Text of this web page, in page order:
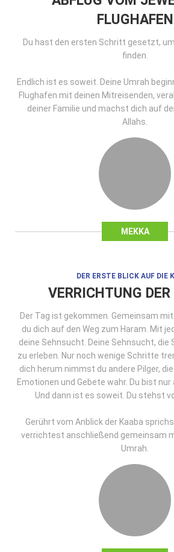
MEKKA
FLUGHAFEN
Du hast den ersten Schritt gesetzt,
finden.
Endlich ist es soweit. Deine Umrah
Flughafen mit deinen Mitreisenden,
deiner Familie und machst dich auf
Allahs.
DER ERSTE BLICK AUF DIE
VERRICHTUNG
Der Tag ist gekommen. Gemeinsam
du dich auf den Weg zum Haram. Mit
deine Sehnsucht. Deine Sehnsucht, die
zu erleben. Nur noch wenige Schritte
dich herum nimmst du andere Pilger,
Emotionen und Gebete wahr. Du bist
Und dann ist es soweit. Du stehst
Gerührt vom Anblick der Kaaba
verrichtest anschließend gemeinsam
Umrah.